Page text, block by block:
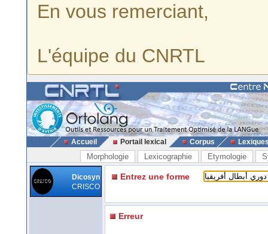
En vous remerciant,
L'équipe du CNRTL
Accueil Portail lexical Corpus
Morphologie Lexicographie Etymologie
Dicosyn
CRISCO
Entrez une forme
Erreur